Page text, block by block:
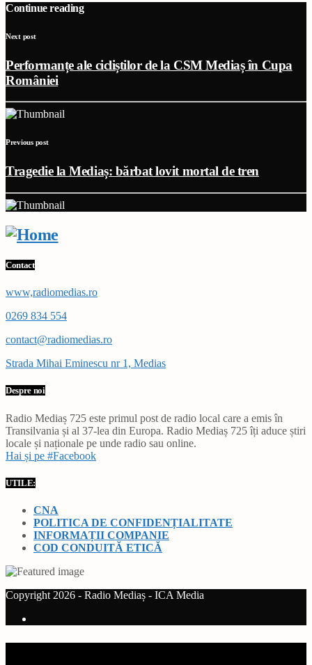
Continue reading
Next post
Performanțe ale cicliștilor de la CSM Mediaș în Cupa
României
Previous post
Tragedie la Mediaș: bărbat lovit mortal de tren
Contact
www,radiomedias.ro
0269 834 554
contact@radiomedias.ro
Strada Mihai Eminescu nr 1, Medias
Despre noi
Radio Mediaș 725 este primul post de radio local care a emis în
Transilvania și al 37-lea din Europa. Radio Mediaș 725 îți aduce știri
locale și naționale pe unde radio sau online.
Hai și pe #Facebook
UTILE:
CNA
POLITICA DE CONFIDENȚIALITATE
INFORMAȚII COMPANIE
COD CONDUITĂ ETICĂ
Copyright 2026 - Radio Mediaș - ICA Media